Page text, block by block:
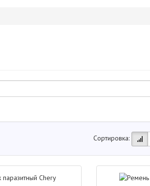
Сортировка: